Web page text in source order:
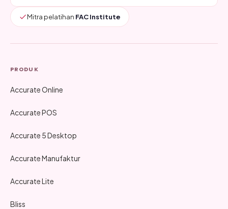
Mitra pelatihan FAC Institute
PRODUK
Accurate Online
Accurate POS
Accurate 5 Desktop
Accurate Manufaktur
Accurate Lite
Bliss